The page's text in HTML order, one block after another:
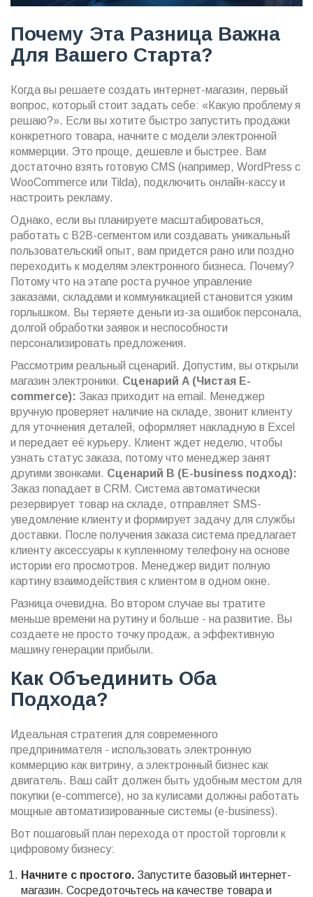
Почему Эта Разница Важна
Для Вашего Старта?
Когда вы решаете создать интернет-магазин, первый
вопрос, который стоит задать себе: «Какую проблему я
решаю?». Если вы хотите быстро запустить продажи
конкретного товара, начните с модели электронной
коммерции. Это проще, дешевле и быстрее. Вам
достаточно взять готовую CMS (например, WordPress с
WooCommerce или Tilda), подключить онлайн-кассу и
настроить рекламу.
Однако, если вы планируете масштабироваться,
работать с B2B-сегментом или создавать уникальный
пользовательский опыт, вам придется рано или поздно
переходить к моделям электронного бизнеса. Почему?
Потому что на этапе роста ручное управление
заказами, складами и коммуникацией становится узким
горлышком. Вы теряете деньги из-за ошибок персонала,
долгой обработки заявок и неспособности
персонализировать предложения.
Рассмотрим реальный сценарий. Допустим, вы открыли
магазин электроники. Сценарий A (Чистая E-
commerce): Заказ приходит на email. Менеджер
вручную проверяет наличие на складе, звонит клиенту
для уточнения деталей, оформляет накладную в Excel
и передает её курьеру. Клиент ждет неделю, чтобы
узнать статус заказа, потому что менеджер занят
другими звонками. Сценарий B (E-business подход):
Заказ попадает в CRM. Система автоматически
резервирует товар на складе, отправляет SMS-
уведомление клиенту и формирует задачу для службы
доставки. После получения заказа система предлагает
клиенту аксессуары к купленному телефону на основе
истории его просмотров. Менеджер видит полную
картину взаимодействия с клиентом в одном окне.
Разница очевидна. Во втором случае вы тратите
меньше времени на рутину и больше - на развитие. Вы
создаете не просто точку продаж, а эффективную
машину генерации прибыли.
Как Объединить Оба
Подхода?
Идеальная стратегия для современного
предпринимателя - использовать электронную
коммерцию как витрину, а электронный бизнес как
двигатель. Ваш сайт должен быть удобным местом для
покупки (e-commerce), но за кулисами должны работать
мощные автоматизированные системы (e-business).
Вот пошаговый план перехода от простой торговли к
цифровому бизнесу:
Начните с простого. Запустите базовый интернет-
магазин. Сосредоточьтесь на качестве товара и